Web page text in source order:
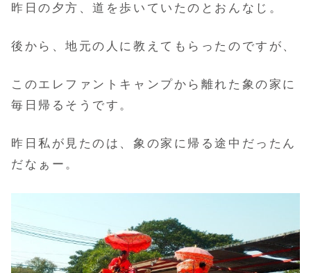
昨日の夕方、道を歩いていたのとおんなじ。
後から、地元の人に教えてもらったのですが、
このエレファントキャンプから離れた象の家に
毎日帰るそうです。
昨日私が見たのは、象の家に帰る途中だったん
だなぁー。